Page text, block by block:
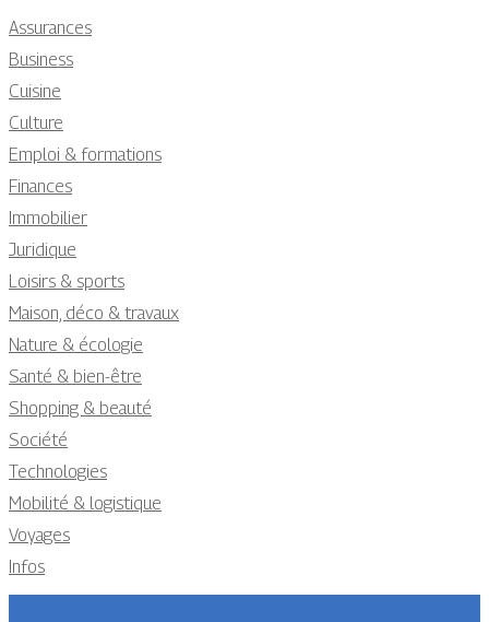
Assurances
Business
Cuisine
Culture
Emploi & formations
Finances
Immobilier
Juridique
Loisirs & sports
Maison, déco & travaux
Nature & écologie
Santé & bien-être
Shopping & beauté
Société
Technologies
Mobilité & logistique
Voyages
Infos